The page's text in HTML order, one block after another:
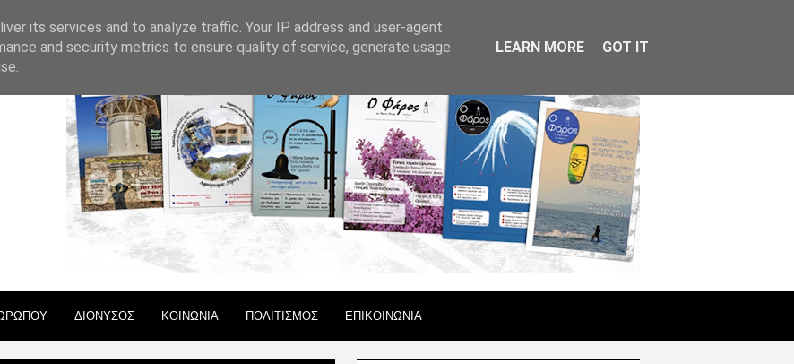
ΔΙΟΝΥΣΟΣ ΚΟΙΝΩΝΙΑ ΠΟΛΙΤΙΣΜΟΣ ΕΠΙΚΟΙΝΩΝΙΑ
its services and to analyze traffic. Your IP address and user-agent
and security metrics to ensure quality of service, generate usage
LEARN MORE GOT IT